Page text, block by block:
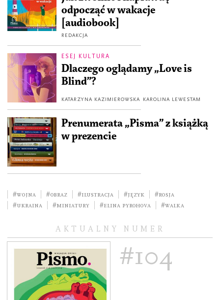
odpocząć w wakacje
[audiobook]
REDAKCJA
ESEJ KULTURA
Dlaczego oglądamy „Love is
Blind”?
KATARZYNA KAZIMIEROWSKA KAROLINA LEWESTAM
Prenumerata „Pisma” z książką
w prezencie
#wojna #obraz #ilustracja #język
#Rosja
#Ukraina
#miniatury #Elina Pyrohova #walka
AKTUALNY NUMER
#104